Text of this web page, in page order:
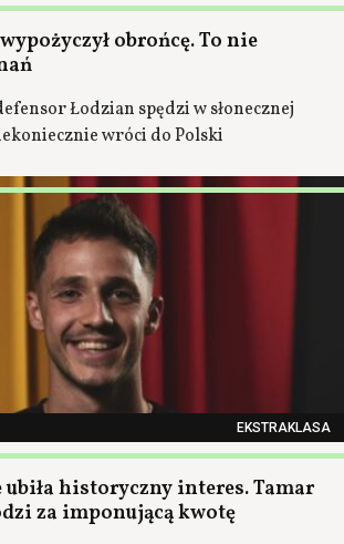
obrońcę. To nie
Łodzian spędzi w słonecznej
wróci do Polski
EKSTRAKLASA
ubiła historyczny interes. Tamar
za imponującą kwotę